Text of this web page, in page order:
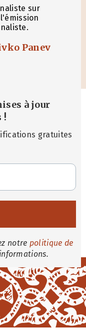
sur
Panev
à jour
!
gratuites
notre politique de